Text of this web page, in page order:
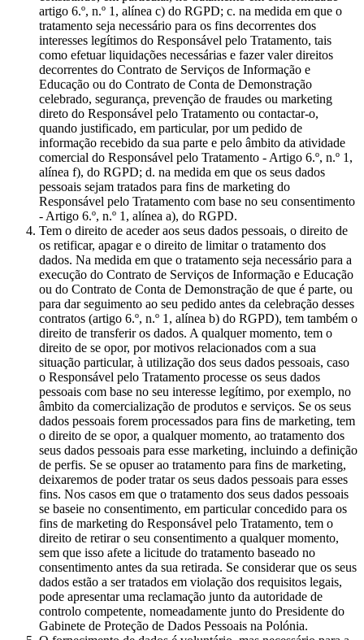
artigo 6.º, n.º 1, alínea c) do RGPD; c. na medida em que o
tratamento seja necessário para os fins decorrentes dos
interesses legítimos do Responsável pelo Tratamento, tais
como efetuar liquidações necessárias e fazer valer direitos
decorrentes do Contrato de Serviços de Informação e
Educação ou do Contrato de Conta de Demonstração
celebrado, segurança, prevenção de fraudes ou marketing
direto do Responsável pelo Tratamento ou contactar-o,
quando justificado, em particular, por um pedido de
informação recebido da sua parte e pelo âmbito da atividade
comercial do Responsável pelo Tratamento - Artigo 6.º, n.º 1,
alínea f), do RGPD; d. na medida em que os seus dados
pessoais sejam tratados para fins de marketing do
Responsável pelo Tratamento com base no seu consentimento
- Artigo 6.º, n.º 1, alínea a), do RGPD.
Tem o direito de aceder aos seus dados pessoais, o direito de
os retificar, apagar e o direito de limitar o tratamento dos
dados. Na medida em que o tratamento seja necessário para a
execução do Contrato de Serviços de Informação e Educação
ou do Contrato de Conta de Demonstração de que é parte, ou
para dar seguimento ao seu pedido antes da celebração desses
contratos (artigo 6.º, n.º 1, alínea b) do RGPD), tem também o
direito de transferir os dados. A qualquer momento, tem o
direito de se opor, por motivos relacionados com a sua
situação particular, à utilização dos seus dados pessoais, caso
o Responsável pelo Tratamento processe os seus dados
pessoais com base no seu interesse legítimo, por exemplo, no
âmbito da comercialização de produtos e serviços. Se os seus
dados pessoais forem processados para fins de marketing, tem
o direito de se opor, a qualquer momento, ao tratamento dos
seus dados pessoais para esse marketing, incluindo a definição
de perfis. Se se opuser ao tratamento para fins de marketing,
deixaremos de poder tratar os seus dados pessoais para esses
fins. Nos casos em que o tratamento dos seus dados pessoais
se baseie no consentimento, em particular concedido para os
fins de marketing do Responsável pelo Tratamento, tem o
direito de retirar o seu consentimento a qualquer momento,
sem que isso afete a licitude do tratamento baseado no
consentimento antes da sua retirada. Se considerar que os seus
dados estão a ser tratados em violação dos requisitos legais,
pode apresentar uma reclamação junto da autoridade de
controlo competente, nomeadamente junto do Presidente do
Gabinete de Proteção de Dados Pessoais na Polónia.